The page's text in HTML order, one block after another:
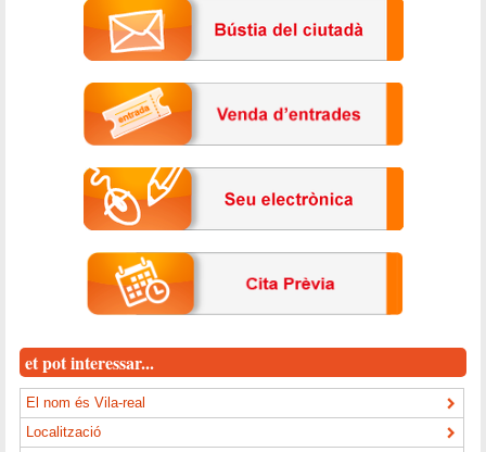
et pot interessar...
El nom és Vila-real
Localització